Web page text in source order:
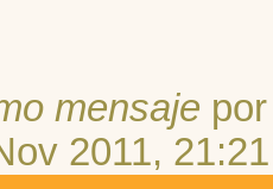
mensaje
2011, 21:21